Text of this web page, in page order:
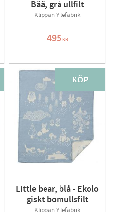
Bää, grå ullfilt
Klippan Yllefabrik
495KR
Little bear, blå - Ekolo
giskt bomullsfilt
Klippan Yllefabrik
KÖP